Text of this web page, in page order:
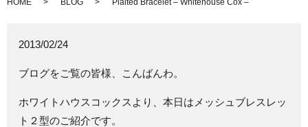
2013/02/24
ブログをご覧の皆様、こんばんわ。
ホワイトハウスコックスより、本日はメッシュブレスレッ
ト２型のご紹介です。